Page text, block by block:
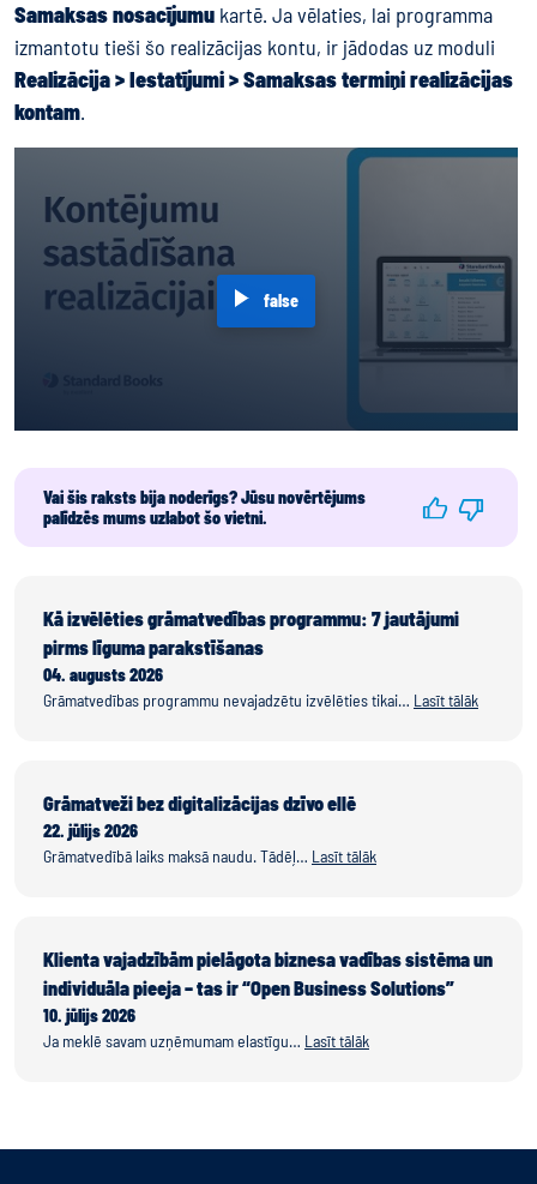
Samaksas nosacījumu kartē. Ja vēlaties, lai programma
izmantotu tieši šo realizācijas kontu, ir jādodas uz moduli
Realizācija > Iestatījumi > Samaksas termiņi realizācijas
kontam.
false
Vai šis raksts bija noderīgs? Jūsu novērtējums
palīdzēs mums uzlabot šo vietni.
Kā izvēlēties grāmatvedības programmu: 7 jautājumi
pirms līguma parakstīšanas
04. augusts 2026
Grāmatvedības programmu nevajadzētu izvēlēties tikai… Lasīt tālāk
Grāmatveži bez digitalizācijas dzīvo ellē
22. jūlijs 2026
Grāmatvedībā laiks maksā naudu. Tādēļ… Lasīt tālāk
Klienta vajadzībām pielāgota biznesa vadības sistēma un
individuāla pieeja – tas ir “Open Business Solutions”
10. jūlijs 2026
Ja meklē savam uzņēmumam elastīgu… Lasīt tālāk